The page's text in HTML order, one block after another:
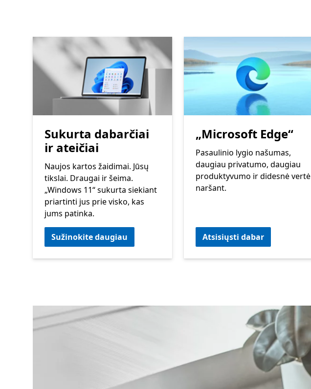
Sukurta dabarčiai
ir ateičiai
Naujos kartos žaidimai. Jūsų
tikslai. Draugai ir šeima.
„Windows 11“ sukurta siekiant
priartinti jus prie visko, kas
jums patinka.
Sužinokite daugiau
„Microsoft Edge“
Pasaulinio lygio našumas,
daugiau privatumo, daugiau
produktyvumo ir didesnė vertė
naršant.
Atsisiųsti dabar